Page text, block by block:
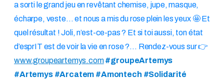
a sorti le grand jeu en revêtant chemise, jupe, masque,
écharpe, veste… et nous a mis du rose plein les yeux 🤩 Et
quel résultat ! Joli, n’est-ce-pas ? Et si toi aussi, ton état
d’esprIT est de voir la vie en rose ?… Rendez-vous sur 👉
www.groupeartemys.com#groupeArtemys
#Artemys #Arcatem #Amontech #Solidarité